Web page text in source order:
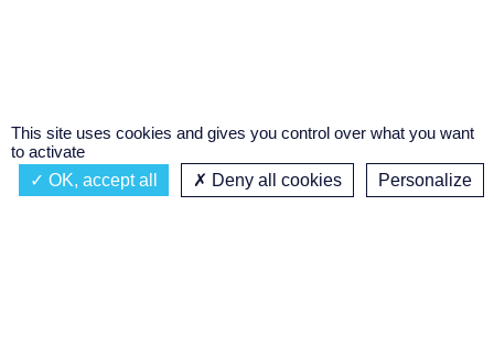
Émission à l'antenne
Actualités À propos
This site uses cookies and gives you control over what you want
to activate
OK, accept all
Deny all cookies
Personalize